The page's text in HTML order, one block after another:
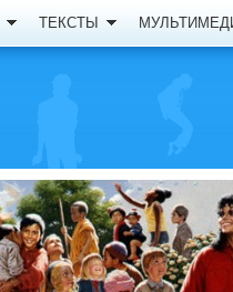
ТЕКСТЫ